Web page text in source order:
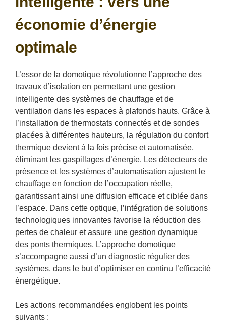
économie d’énergie
optimale
L’essor de la domotique révolutionne l’approche des
travaux d’isolation en permettant une gestion
intelligente des systèmes de chauffage et de
ventilation dans les espaces à plafonds hauts. Grâce à
l’installation de thermostats connectés et de sondes
placées à différentes hauteurs, la régulation du confort
thermique devient à la fois précise et automatisée,
éliminant les gaspillages d’énergie. Les détecteurs de
présence et les systèmes d’automatisation ajustent le
chauffage en fonction de l’occupation réelle,
garantissant ainsi une diffusion efficace et ciblée dans
l’espace. Dans cette optique, l’intégration de solutions
technologiques innovantes favorise la réduction des
pertes de chaleur et assure une gestion dynamique
des ponts thermiques. L’approche domotique
s’accompagne aussi d’un diagnostic régulier des
systèmes, dans le but d’optimiser en continu l’efficacité
énergétique.
Les actions recommandées englobent les points
suivants :